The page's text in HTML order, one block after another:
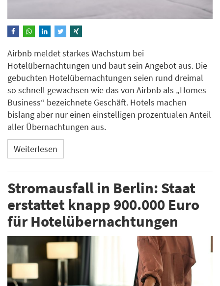
Airbnb meldet starkes Wachstum bei
Hotelübernachtungen und baut sein Angebot aus. Die
gebuchten Hotelübernachtungen seien rund dreimal
so schnell gewachsen wie das von Airbnb als „Homes
Business“ bezeichnete Geschäft. Hotels machen
bislang aber nur einen einstelligen prozentualen Anteil
aller Übernachtungen aus.
Weiterlesen
Stromausfall in Berlin: Staat
erstattet knapp 900.000 Euro
für Hotelübernachtungen